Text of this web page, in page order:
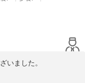
いますが、設備面の確
くりに努めてまいりま
がとうございました。
ったのですが床がフロー
たです😭
た行こと思えるところで
いました。